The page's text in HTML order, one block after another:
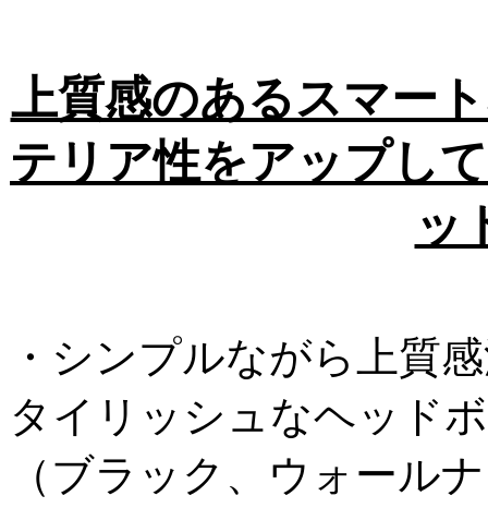
上質感のあるスマー
テリア性をアップし
ッ
・シンプルながら上質
タイリッシュなヘッド
（ブラック、ウォール